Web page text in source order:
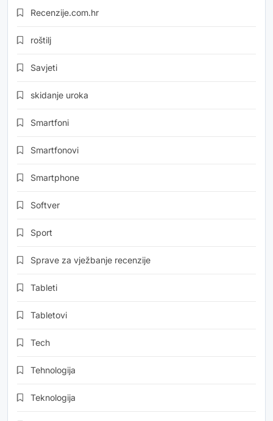
Recenzije.com.hr
roštilj
Savjeti
skidanje uroka
Smartfoni
Smartfonovi
Smartphone
Softver
Sport
Sprave za vježbanje recenzije
Tableti
Tabletovi
Tech
Tehnologija
Teknologija